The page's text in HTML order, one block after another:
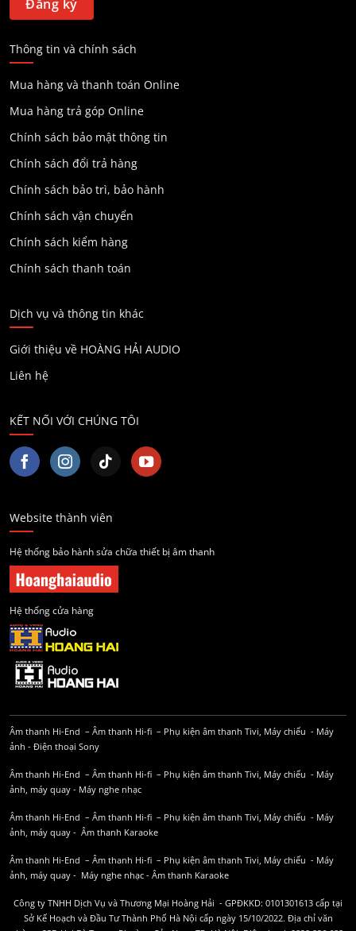
Thông tin và chính sách
Mua hàng và thanh toán Online
Mua hàng trả góp Online
Chính sách bảo mật thông tin
Chính sách đổi trả hàng
Chính sách bảo trì, bảo hành
Chính sách vận chuyển
Chính sách kiểm hàng
Chính sách thanh toán
Dịch vụ và thông tin khác
Giới thiệu về HOÀNG HẢI AUDIO
Liên hệ
KẾT NỐI VỚI CHÚNG TÔI
Website thành viên
Hệ thống bảo hành sửa chữa thiết bị âm thanh
Hệ thống cửa hàng
Âm thanh Hi-End – Âm thanh Hi-fi – Phụ kiện âm thanh Tivi, Máy chiếu - Máy
ảnh - Điện thoại Sony
Âm thanh Hi-End – Âm thanh Hi-fi – Phụ kiện âm thanh Tivi, Máy chiếu - Máy
ảnh, máy quay - Máy nghe nhạc
Âm thanh Hi-End – Âm thanh Hi-fi – Phụ kiện âm thanh Tivi, Máy chiếu - Máy
ảnh, máy quay - Âm thanh Karaoke
Âm thanh Hi-End – Âm thanh Hi-fi – Phụ kiện âm thanh Tivi, Máy chiếu - Máy
ảnh, máy quay - Máy nghe nhạc - Âm thanh Karaoke
Công ty TNHH Dịch Vụ và Thương Mại Hoàng Hải - GPĐKKD: 0101301613 cấp tại
Sở Kế Hoạch và Đầu Tư Thành Phố Hà Nội cấp ngày 15/10/2022. Địa chỉ văn